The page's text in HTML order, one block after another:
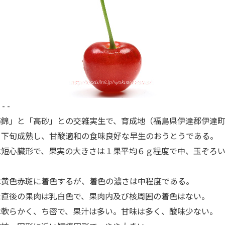
-
と「高砂」との交雑実生で、育成地（福島県伊達郡伊達
旬成熟し、甘酸適和の食味良好な早生のおうとうである。
臟形で、果実の大きさは１果平均６ｇ程度で中、玉ぞろ
赤斑に着色するが、着色の濃さは中程度である。
の果肉は乳白色で、果肉内及び核周囲の着色はない。
かく、ち密で、果汁は多い。甘味は多く、酸味少ない。